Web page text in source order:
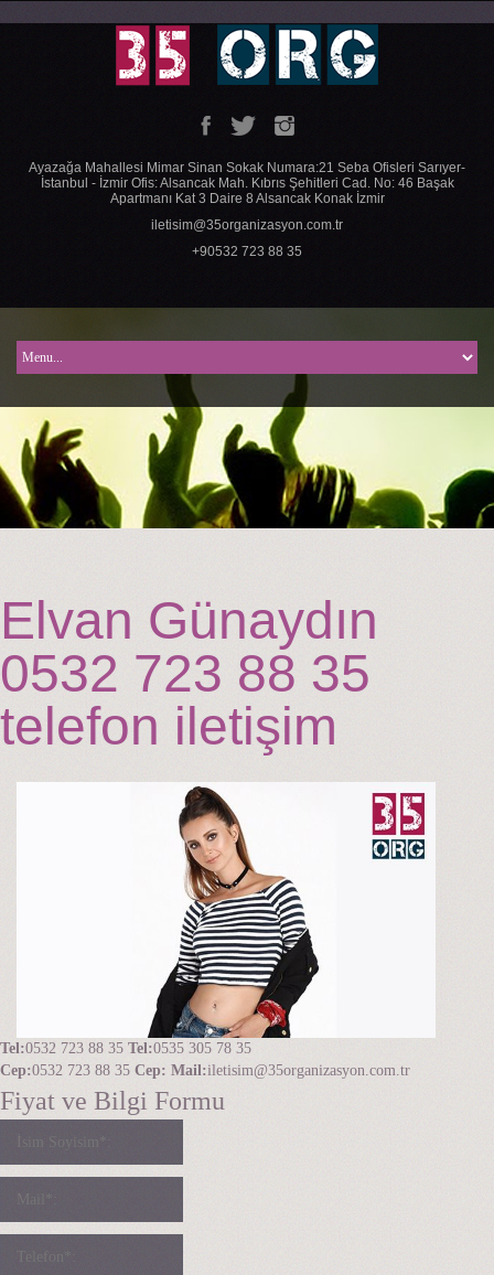
Ayazağa Mahallesi Mimar Sinan Sokak Numara:21 Seba Ofisleri Sarıyer-
İstanbul - İzmir Ofis: Alsancak Mah. Kıbrıs Şehitleri Cad. No: 46 Başak
Apartmanı Kat 3 Daire 8 Alsancak Konak İzmir
iletisim@35organizasyon.com.tr
+90532 723 88 35
Elvan Günaydın
0532 723 88 35
telefon iletişim
Tel:0532 723 88 35 Tel:0535 305 78 35
Cep:0532 723 88 35 Cep: Mail:iletisim@35organizasyon.com.tr
Fiyat ve Bilgi Formu